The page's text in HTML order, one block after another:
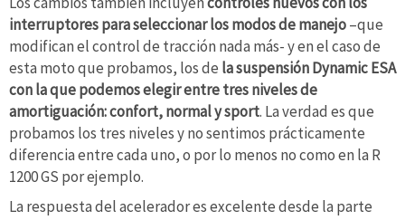
interruptores para seleccionar los modos de manejo–que
modifican el control de tracción nada más- y en el caso de
esta moto que probamos, los de la suspensión Dynamic ESA
con la que podemos elegir entre tres niveles de
amortiguación: confort, normal y sport. La verdad es que
probamos los tres niveles y no sentimos prácticamente
diferencia entre cada uno, o por lo menos no como en la R
1200 GS por ejemplo.
La respuesta del acelerador es excelente desde la parte